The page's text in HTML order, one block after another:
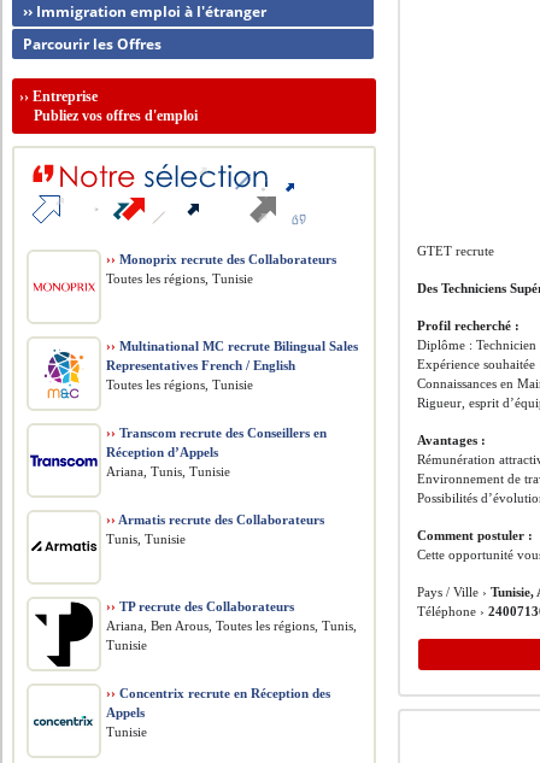
GTET recrute
Des Techniciens
Profil recherché :
Diplôme :
Expérience
Connaissances en
Rigueur, esprit
Avantages :
Rémunération
Environnement de
Possibilités
Comment postuler :
Cette opportunité
Pays / Ville ›Tunisie,
Téléphone ›
›› Immigration emploi à l'étranger
Parcourir les Offres
››Entreprise
Publiez vos offres d'emploi
›› Monoprix recrute des Collaborateurs
Toutes les régions, Tunisie
›› Multinational MC recrute Bilingual Sales
Representatives French / English
Toutes les régions, Tunisie
›› Transcom recrute des Conseillers en
Réception d’Appels
Ariana, Tunis, Tunisie
›› Armatis recrute des Collaborateurs
Tunis, Tunisie
›› TP recrute des Collaborateurs
Ariana, Ben Arous, Toutes les régions, Tunis,
Tunisie
›› Concentrix recrute en Réception des
Appels
Tunisie